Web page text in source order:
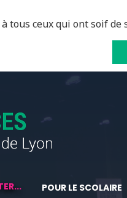
à tous ceux qui ont soif
POUR LE SCOLAIRE